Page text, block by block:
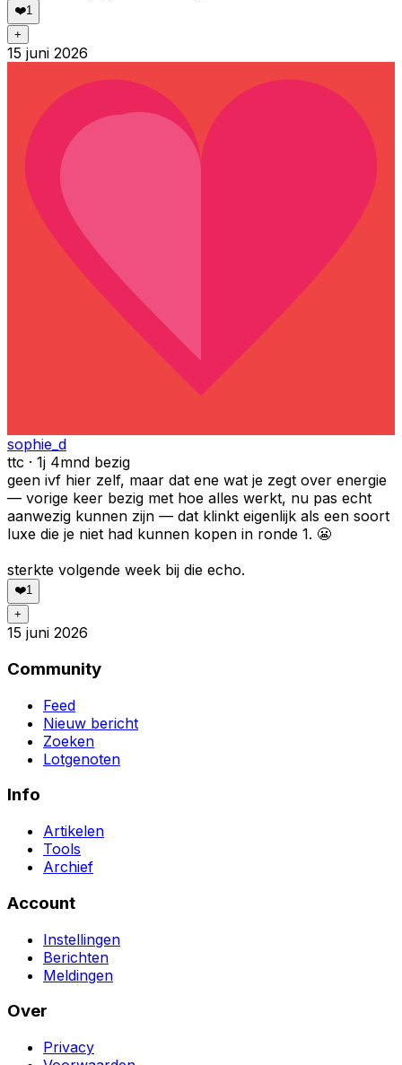
❤️1
+
15 juni 2026
sophie_d
ttc · 1j 4mnd bezig
geen ivf hier zelf, maar dat ene wat je zegt over energie
— vorige keer bezig met hoe alles werkt, nu pas echt
aanwezig kunnen zijn — dat klinkt eigenlijk als een soort
luxe die je niet had kunnen kopen in ronde 1. 😬
sterkte volgende week bij die echo.
❤️1
+
15 juni 2026
Community
Feed
Nieuw bericht
Zoeken
Lotgenoten
Info
Artikelen
Tools
Archief
Account
Instellingen
Berichten
Meldingen
Over
Privacy